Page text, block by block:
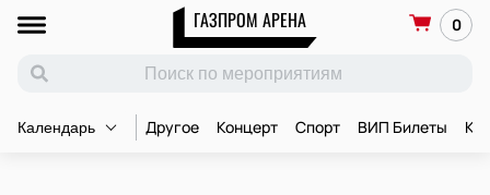
ГАЗПРОМ АРЕНА 0
Календарь Другое Концерт Спорт ВИП Билеты